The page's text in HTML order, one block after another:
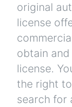
original
license
obtain
license.
the right
search for